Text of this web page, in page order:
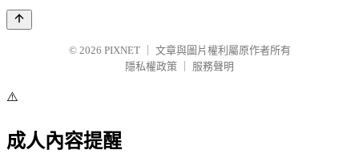
© 2026 PIXNET
文章與圖片權利屬原作者所有
隱私權政策
服務聲明
⚠️
成人內容提醒